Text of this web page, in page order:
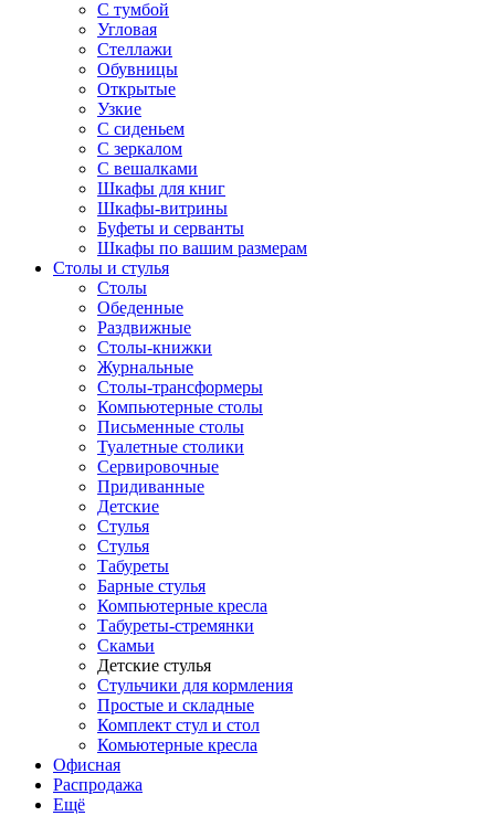
С тумбой
Угловая
Стеллажи
Обувницы
Открытые
Узкие
С сиденьем
С зеркалом
С вешалками
Шкафы для книг
Шкафы-витрины
Буфеты и серванты
Шкафы по вашим размерам
Столы и стулья
Столы
Обеденные
Раздвижные
Столы-книжки
Журнальные
Столы-трансформеры
Компьютерные столы
Письменные столы
Туалетные столики
Сервировочные
Придиванные
Детские
Стулья
Стулья
Табуреты
Барные стулья
Компьютерные кресла
Табуреты-стремянки
Скамьи
Детские стулья
Стульчики для кормления
Простые и складные
Комплект стул и стол
Комьютерные кресла
Офисная
Распродажа
Eщё